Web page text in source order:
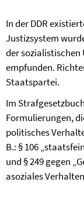
In der DDR
Justizsystem
der
empfunden.
Staatspartei.
Im
Formulierungen,
politisches
B.: § 106
und § 249 gegen
asoziales